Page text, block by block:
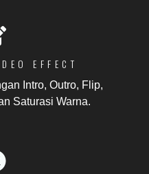
EFFECT
Intro, Outro, Flip,
Saturasi Warna.